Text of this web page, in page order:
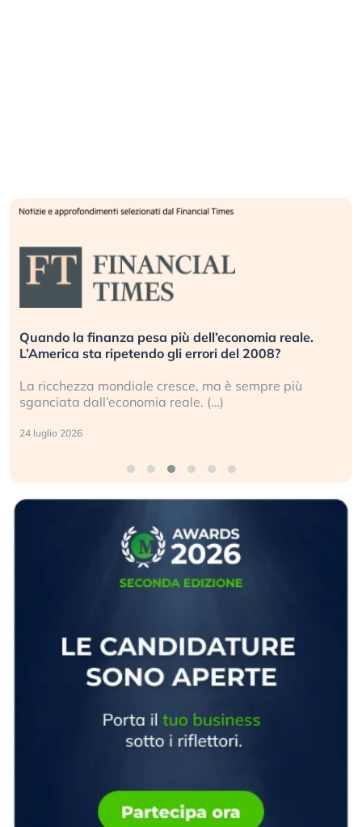
Quando la finanza pesa più dell’economia reale.
L’America sta ripetendo gli errori del 2008?
La ricchezza mondiale cresce, ma è sempre più
sganciata dall’economia reale. (…)
24 luglio 2026